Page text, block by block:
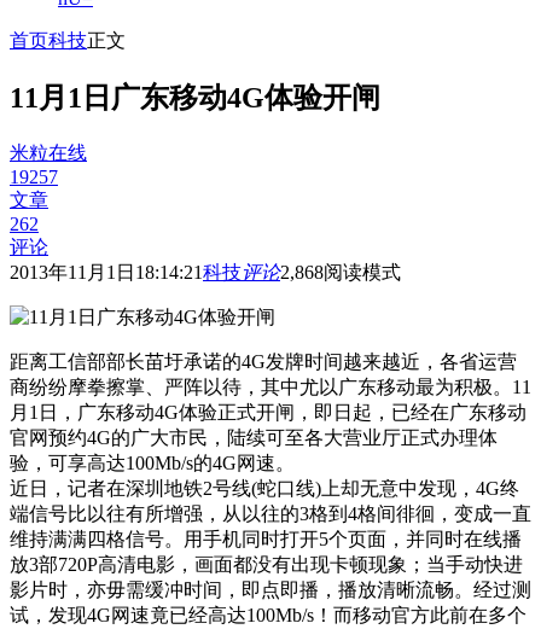
首页科技正文
11月1日广东移动4G体验开闸
米粒在线
19257
文章
262
评论
2013年11月1日18:14:21科技评论2,868阅读模式
距离工信部部长苗圩承诺的4G发牌时间越来越近，各省运营
商纷纷摩拳擦掌、严阵以待，其中尤以广东移动最为积极。11
月1日，广东移动4G体验正式开闸，即日起，已经在广东移动
官网预约4G的广大市民，陆续可至各大营业厅正式办理体
验，可享高达100Mb/s的4G网速。
近日，记者在深圳地铁2号线(蛇口线)上却无意中发现，4G终
端信号比以往有所增强，从以往的3格到4格间徘徊，变成一直
维持满满四格信号。用手机同时打开5个页面，并同时在线播
放3部720P高清电影，画面都没有出现卡顿现象；当手动快进
影片时，亦毋需缓冲时间，即点即播，播放清晰流畅。经过测
试，发现4G网速竟已经高达100Mb/s！而移动官方此前在多个